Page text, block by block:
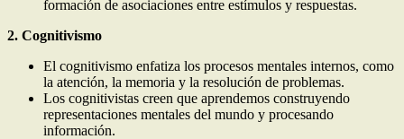
formación de asociaciones entre estímulos y respuestas.
2. Cognitivismo
El cognitivismo enfatiza los procesos mentales internos, como
la atención, la memoria y la resolución de problemas.
Los cognitivistas creen que aprendemos construyendo
representaciones mentales del mundo y procesando
información.